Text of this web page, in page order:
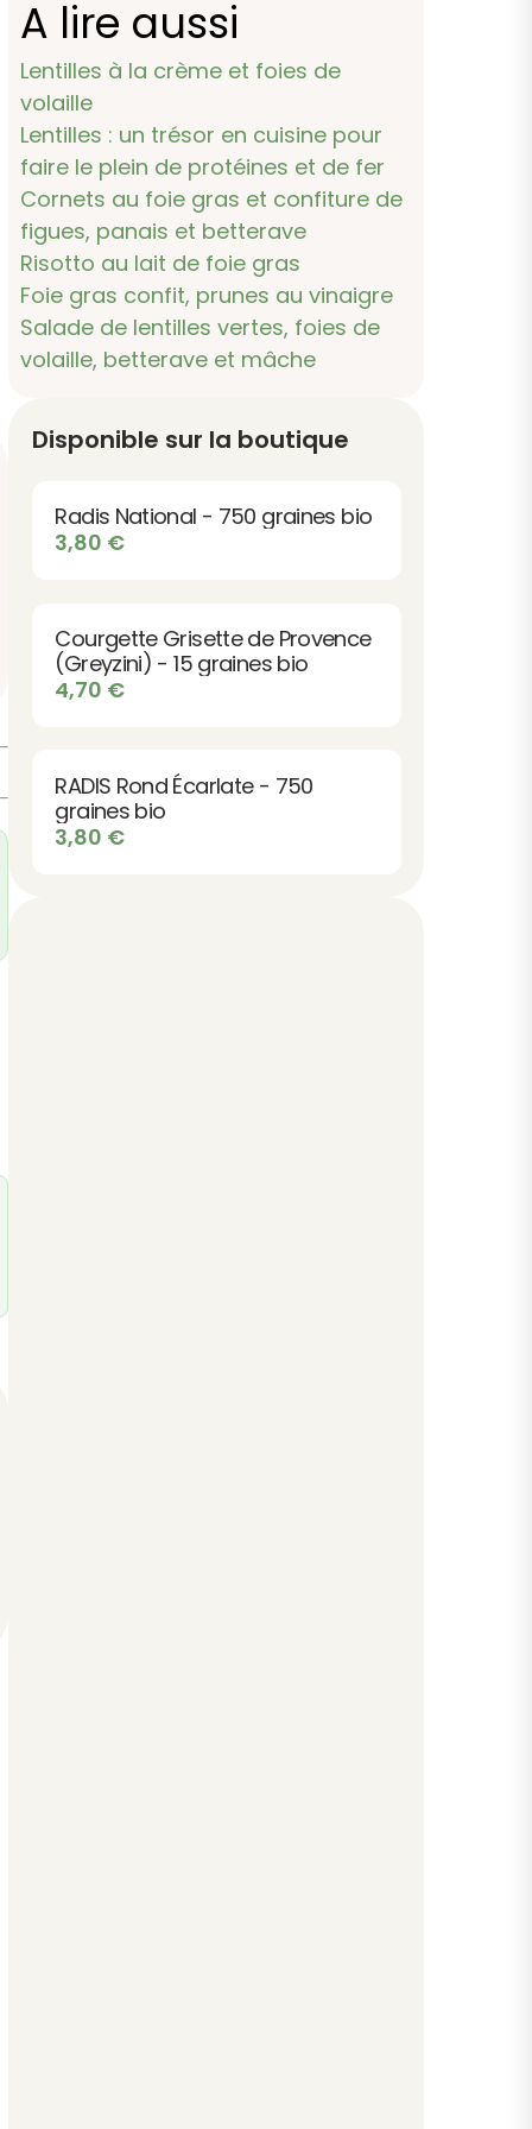
A lire aussi
Lentilles à la crème et foies de
volaille
Lentilles : un trésor en cuisine pour
faire le plein de protéines et de fer
Cornets au foie gras et confiture de
figues, panais et betterave
Risotto au lait de foie gras
Foie gras confit, prunes au vinaigre
Salade de lentilles vertes, foies de
volaille, betterave et mâche
Disponible sur la boutique
Radis National - 750 graines bio
3,80 €
Courgette Grisette de Provence
(Greyzini) - 15 graines bio
4,70 €
RADIS Rond Écarlate - 750
graines bio
3,80 €